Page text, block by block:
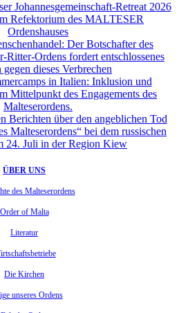
Johannesgemeinschaft-Retreat 2026
Refektorium des MALTESER
Ordenshauses
Der Botschafter des
Ritter-Ordens fordert entschlossenes
dieses Verbrechen
in Italien: Inklusion und
Mittelpunkt des Engagements des
Malteserordens.
Berichten über den angeblichen Tod
Malteserordens“ bei dem russischen
24. Juli in der Region Kiew
ÜBER UNS
des Malteserordens
Order of Malta
Literatur
Die Kirchen
unseres Ordens